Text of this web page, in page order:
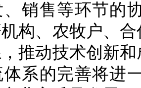
销售等环节的
构、农牧户、
推动技术创新
系的完善将进